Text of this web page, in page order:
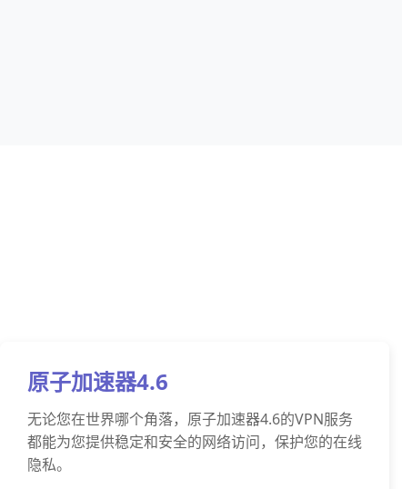
原子加速器4.6
无论您在世界哪个角落，原子加速器4.6的VPN服务
都能为您提供稳定和安全的网络访问，保护您的在线
隐私。